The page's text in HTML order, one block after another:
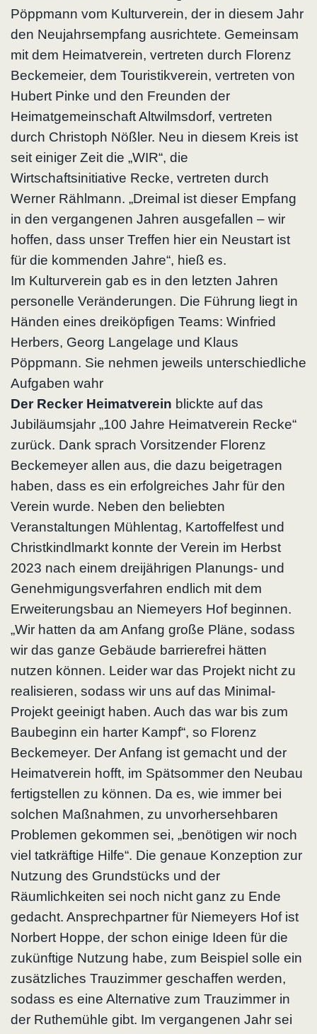
Pöppmann vom Kulturverein, der in diesem Jahr
den Neujahrsempfang ausrichtete. Gemeinsam
mit dem Heimatverein, vertreten durch Florenz
Beckemeier, dem Touristikverein, vertreten von
Hubert Pinke und den Freunden der
Heimatgemeinschaft Altwilmsdorf, vertreten
durch Christoph Nößler. Neu in diesem Kreis ist
seit einiger Zeit die „WIR“, die
Wirtschaftsinitiative Recke, vertreten durch
Werner Rählmann. „Dreimal ist dieser Empfang
in den vergangenen Jahren ausgefallen – wir
hoffen, dass unser Treffen hier ein Neustart ist
für die kommenden Jahre“, hieß es.
Im Kulturverein gab es in den letzten Jahren
personelle Veränderungen. Die Führung liegt in
Händen eines dreiköpfigen Teams: Winfried
Herbers, Georg Langelage und Klaus
Pöppmann. Sie nehmen jeweils unterschiedliche
Aufgaben wahr
Der Recker Heimatverein blickte auf das
Jubiläumsjahr „100 Jahre Heimatverein Recke“
zurück. Dank sprach Vorsitzender Florenz
Beckemeyer allen aus, die dazu beigetragen
haben, dass es ein erfolgreiches Jahr für den
Verein wurde. Neben den beliebten
Veranstaltungen Mühlentag, Kartoffelfest und
Christkindlmarkt konnte der Verein im Herbst
2023 nach einem dreijährigen Planungs- und
Genehmigungsverfahren endlich mit dem
Erweiterungsbau an Niemeyers Hof beginnen.
„Wir hatten da am Anfang große Pläne, sodass
wir das ganze Gebäude barrierefrei hätten
nutzen können. Leider war das Projekt nicht zu
realisieren, sodass wir uns auf das Minimal-
Projekt geeinigt haben. Auch das war bis zum
Baubeginn ein harter Kampf“, so Florenz
Beckemeyer. Der Anfang ist gemacht und der
Heimatverein hofft, im Spätsommer den Neubau
fertigstellen zu können. Da es, wie immer bei
solchen Maßnahmen, zu unvorhersehbaren
Problemen gekommen sei, „benötigen wir noch
viel tatkräftige Hilfe“. Die genaue Konzeption zur
Nutzung des Grundstücks und der
Räumlichkeiten sei noch nicht ganz zu Ende
gedacht. Ansprechpartner für Niemeyers Hof ist
Norbert Hoppe, der schon einige Ideen für die
zukünftige Nutzung habe, zum Beispiel solle ein
zusätzliches Trauzimmer geschaffen werden,
sodass es eine Alternative zum Trauzimmer in
der Ruthemühle gibt. Im vergangenen Jahr sei